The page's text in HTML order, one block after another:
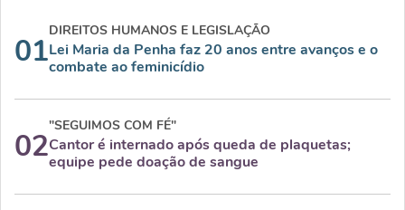
01
DIREITOS HUMANOS E LEGISLAÇÃO
Lei Maria da Penha faz 20 anos entre avanços e o
combate ao feminicídio
02
"SEGUIMOS COM FÉ"
Cantor é internado após queda de plaquetas;
equipe pede doação de sangue